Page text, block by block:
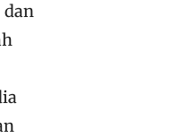
dan